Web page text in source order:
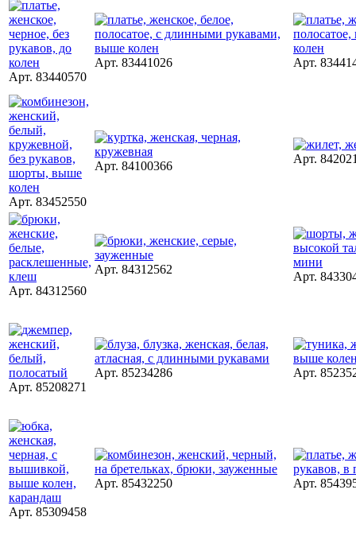
Арт. 83440570
Арт. 83441026 Арт.
Арт. 83452550
Арт. 84100366
Арт.
Арт. 84312560
Арт. 84312562
Арт.
Арт. 85208271
Арт. 85234286 Арт.
Арт. 85309458
Арт. 85432250 Арт.